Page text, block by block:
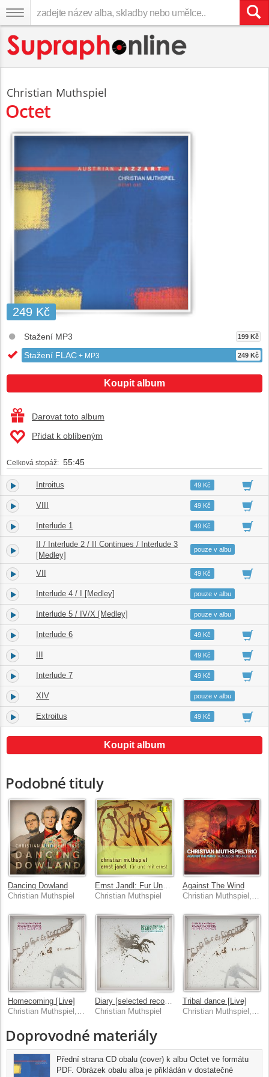
Christian Muthspiel
Octet
249 Kč
Stažení MP3 199 Kč
Stažení FLAC + MP3 249 Kč
Koupit album
Darovat toto album
Přidat k oblíbeným
Celková stopáž: 55:45
1. Introitus 00:1549 Kč
2. VIII 06:2049 Kč
3. Interlude 1 01:0449 Kč
4.
II / Interlude 2 / II Continues / Interlude 3
[Medley]
10:34
pouze v albu
5. VII 04:0549 Kč
6. Interlude 4 / I [Medley] 11:37
pouze v albu
7. Interlude 5 / IV/X [Medley] 07:42
pouze v albu
8. Interlude 6 01:2949 Kč
9. III 03:4949 Kč
10. Interlude 7 00:5449 Kč
11. XIV 07:38
pouze v albu
12. Extroitus 00:1849 Kč
Koupit album
Podobné tituly
Dancing Dowland
Christian Muthspiel
Christian Muthspiel
Against The Wind
Homecoming [Live]
Christian Muthspiel, Orjazztra Vienna
Diary [selected recordings 1989-2022]
Christian Muthspiel
Tribal dance [Live]
Christian Muthspiel, Orjazztra Vienna
Doprovodné materiály
Přední strana CD obalu (cover) k albu Octet ve formátu
PDF. Obrázek obalu alba je přikládán v dostatečné